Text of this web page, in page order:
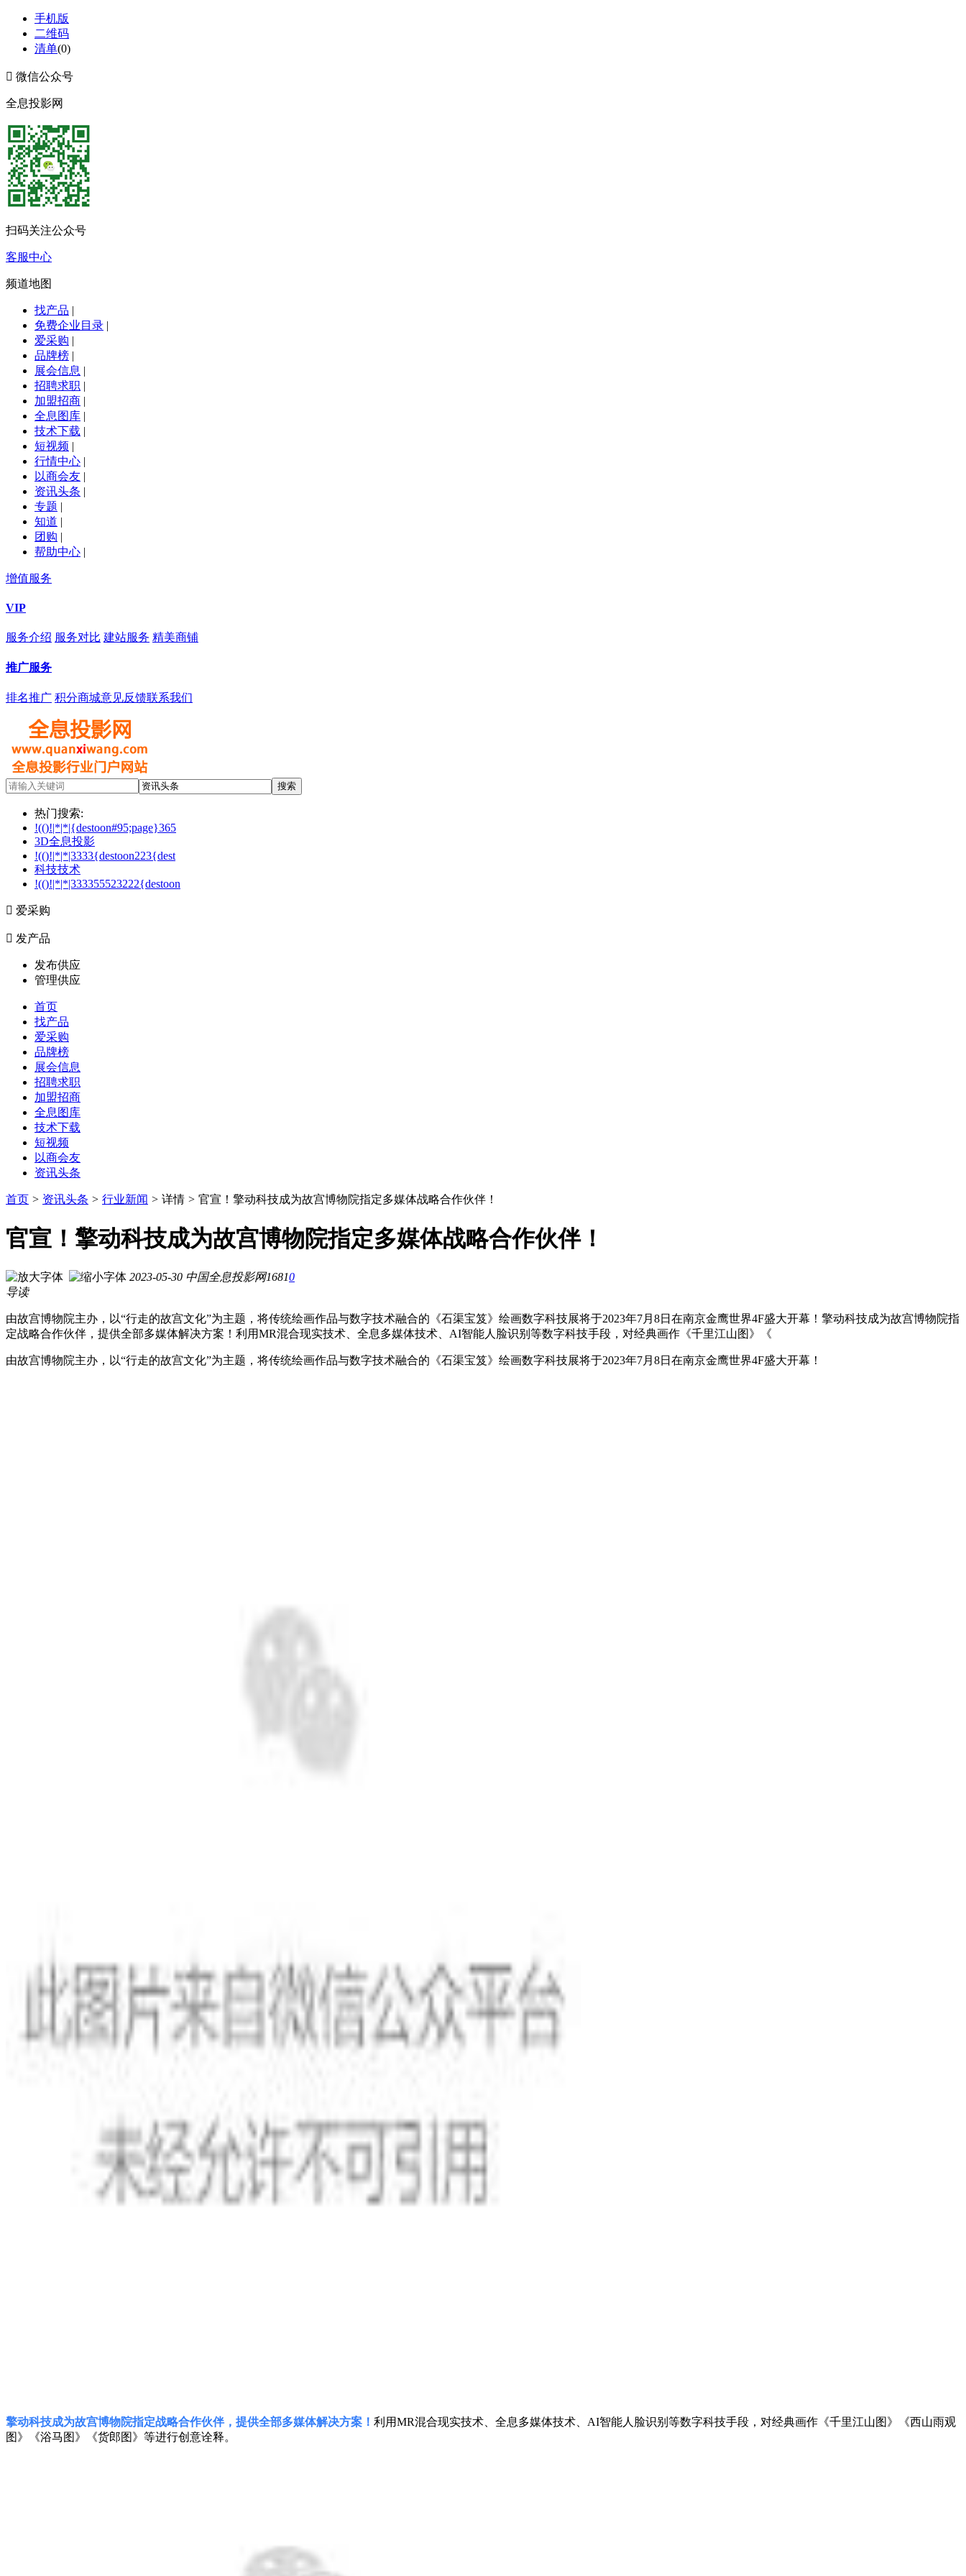
手机版
二维码
清单(0)
 微信公众号
全息投影网
扫码关注公众号
客服中心
频道地图
找产品 |
免费企业目录 |
爱采购 |
品牌榜 |
展会信息 |
招聘求职 |
加盟招商 |
全息图库 |
技术下载 |
短视频 |
行情中心 |
以商会友 |
资讯头条 |
专题 |
知道 |
团购 |
帮助中心 |
增值服务
VIP
服务介绍 服务对比 建站服务 精美商铺
推广服务
排名推广 积分商城意见反馈联系我们
热门搜索:
!(()!|*|*|{destoon#95;page}365
3D全息投影
!(()!|*|*|3333{destoon223{dest
科技技术
!(()!|*|*|333355523222{destoon
 爱采购
 发产品
发布供应
管理供应
首页
找产品
爱采购
品牌榜
展会信息
招聘求职
加盟招商
全息图库
技术下载
短视频
以商会友
资讯头条
首页 > 资讯头条 > 行业新闻 > 详情 > 官宣！擎动科技成为故宫博物院指定多媒体战略合作伙伴！
官宣！擎动科技成为故宫博物院指定多媒体战略合作伙伴！
2023-05-30 中国全息投影网16810
导读
由故宫博物院主办，以“行走的故宫文化”为主题，将传统绘画作品与数字技术融合的《石渠宝笈》绘画数字科技展将于2023年7月8日在南京金鹰世界4F盛大开幕！擎动科技成为故宫博物院指
定战略合作伙伴，提供全部多媒体解决方案！利用MR混合现实技术、全息多媒体技术、AI智能人脸识别等数字科技手段，对经典画作《千里江山图》《
由故宫博物院主办，以“行走的故宫文化”为主题，将传统绘画作品与数字技术融合的《石渠宝笈》绘画数字科技展将于2023年7月8日在南京金鹰世界4F盛大开幕！
擎动科技成为故宫博物院指定战略合作伙伴，提供全部多媒体解决方案！ 利用MR混合现实技术、全息多媒体技术、AI智能人脸识别等数字科技手段，对经典画作《千里江山图》《西山雨观
图》《浴马图》《货郎图》等进行创意诠释。